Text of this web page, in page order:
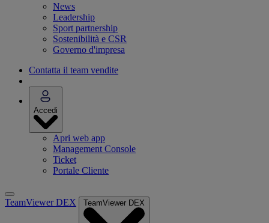
News
Leadership
Sport partnership
Sostenibilità e CSR
Governo d'impresa
Contatta il team vendite
Accedi
Apri web app
Management Console
Ticket
Portale Cliente
TeamViewer DEX TeamViewer DEX